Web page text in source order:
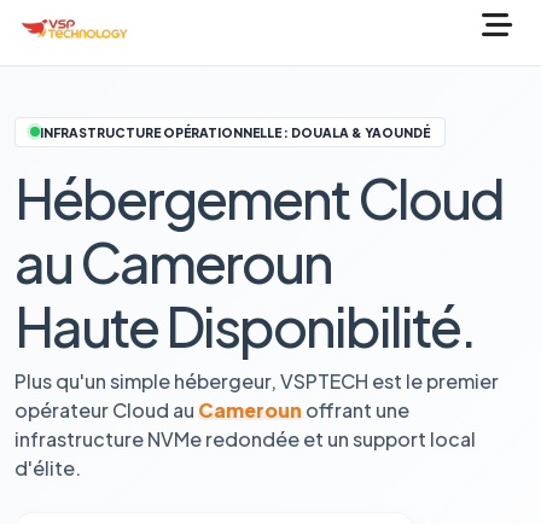
INFRASTRUCTURE OPÉRATIONNELLE : DOUALA & YAOUNDÉ
Hébergement Cloud
au Cameroun
Haute Disponibilité.
Plus qu'un simple hébergeur, VSPTECH est le premier
opérateur Cloud au Cameroun offrant une
infrastructure NVMe redondée et un support local
d'élite.